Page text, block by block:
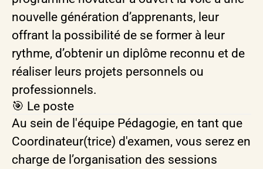
nouvelle génération d’apprenants, leur
offrant la possibilité de se former à leur
rythme, d’obtenir un diplôme reconnu et de
réaliser leurs projets personnels ou
professionnels.
🎯 Le poste
Au sein de l'équipe Pédagogie, en tant que
Coordinateur(trice) d'examen, vous serez en
charge de l’organisation des sessions